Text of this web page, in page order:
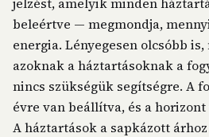
beleértve — megmondja,
energia. Lényegesen olcsóbb
azoknak a háztartásoknak a
nincs szükségük segítségre. A
évre van beállítva, és a
A háztartások a sapkázott